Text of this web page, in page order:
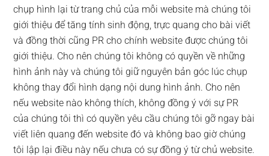
chụp hình lại từ trang chủ của mỗi website mà chúng tôi
giới thiệu để tăng tính sinh động, trực quang cho bài viết
và đồng thời cũng PR cho chính website được chúng tôi
giới thiệu. Cho nên chúng tôi không có quyền về những
hình ảnh này và chúng tôi giữ nguyên bản góc lúc chụp
không thay đổi hình dạng nội dung hình ảnh. Cho nên
nếu website nào không thích, không đồng ý với sự PR
của chúng tôi thì có quyền yêu cầu chúng tôi gỡ ngay bài
viết liên quang đến website đó và không bao giờ chúng
tôi lập lại điều này nếu chưa có sự đồng ý từ chủ website.